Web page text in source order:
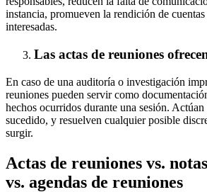
instancia, promueven la rendición de cuentas
interesadas.
Las actas de reuniones
En caso de una auditoría o investigación
reuniones pueden servir como
hechos ocurridos durante una sesión.
sucedido, y resuelven cualquier posible
surgir.
Actas de reuniones vs.
vs. agendas de reuniones